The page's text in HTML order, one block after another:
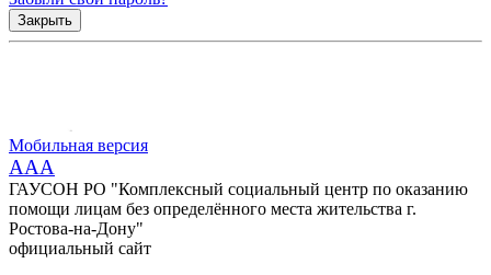
Закрыть
Мобильная версия
AAA
ГАУСОН РО "Комплексный социальный центр по оказанию
помощи лицам без определённого места жительства г.
Ростова-на-Дону"
официальный сайт